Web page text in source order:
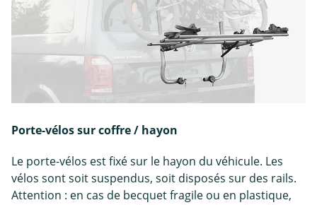
Porte-vélos sur coffre / hayon
Le porte-vélos est fixé sur le hayon du véhicule. Les
vélos sont soit suspendus, soit disposés sur des rails.
Attention : en cas de becquet fragile ou en plastique,